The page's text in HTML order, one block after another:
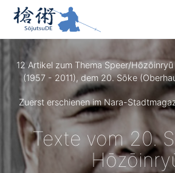
12 Artikel zum Thema Speer/
(1957 - 2011), dem 20. Sōke
Zuerst erschienen im Nara-
Texte vom 20.